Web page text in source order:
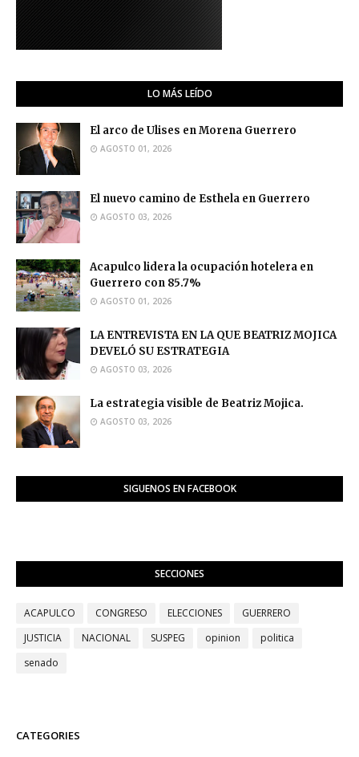
LO MÁS LEÍDO
El arco de Ulises en Morena Guerrero
AGOSTO 01, 2026
El nuevo camino de Esthela en Guerrero
AGOSTO 03, 2026
Acapulco lidera la ocupación hotelera en
Guerrero con 85.7%
AGOSTO 01, 2026
LA ENTREVISTA EN LA QUE BEATRIZ MOJICA
DEVELÓ SU ESTRATEGIA
AGOSTO 03, 2026
La estrategia visible de Beatriz Mojica.
AGOSTO 03, 2026
SIGUENOS EN FACEBOOK
SECCIONES
ACAPULCO CONGRESO ELECCIONES
GUERRERO
JUSTICIA
NACIONAL SUSPEG opinion
politica
senado
CATEGORIES